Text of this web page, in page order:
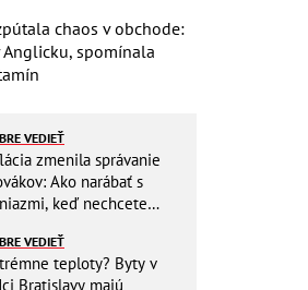
chaos v obchode:
Anglicku, spomínala
VEDIEŤ
zmenila správanie
Ako narábať s
keď nechcete
VEDIEŤ
teploty? Byty v
Bratislavy majú